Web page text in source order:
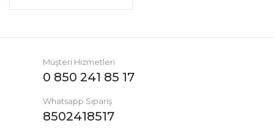
Müşteri Hizmetleri
0 850 241 85 17
Whatsapp Sipariş
8502418517